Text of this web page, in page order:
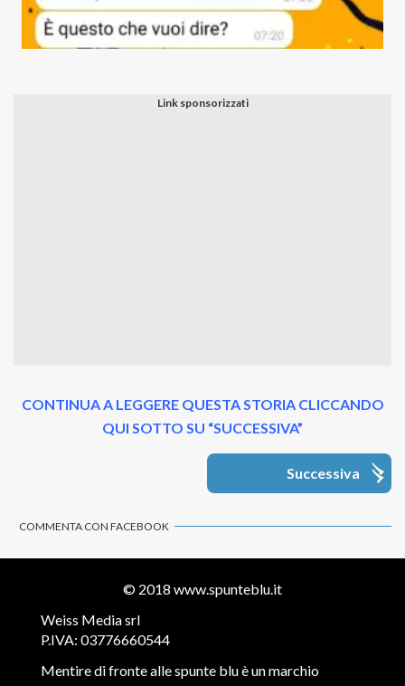
CONTINUA A LEGGERE QUESTA STORIA CLICCANDO
QUI SOTTO SU “SUCCESSIVA”
Successiva
COMMENTA CON FACEBOOK
© 2018 www.spunteblu.it
Weiss Media srl
P.IVA: 03776660544
Mentire di fronte alle spunte blu è un marchio